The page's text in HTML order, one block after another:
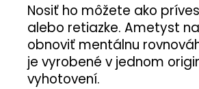
Nosiť ho môžete ako
alebo retiazke. Ametyst
obnoviť mentálnu
je vyrobené v jednom
vyhotovení.